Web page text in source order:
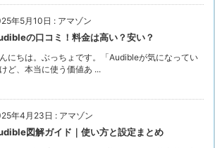
年5月10日 : アマゾン
の口コミ！料金は高い？安い？
にちは。ぶっちょです。「Audibleが気になってい
ど、本当に使う価値あ ...
年4月23日 : アマゾン
図解ガイド｜使い方と設定まとめ